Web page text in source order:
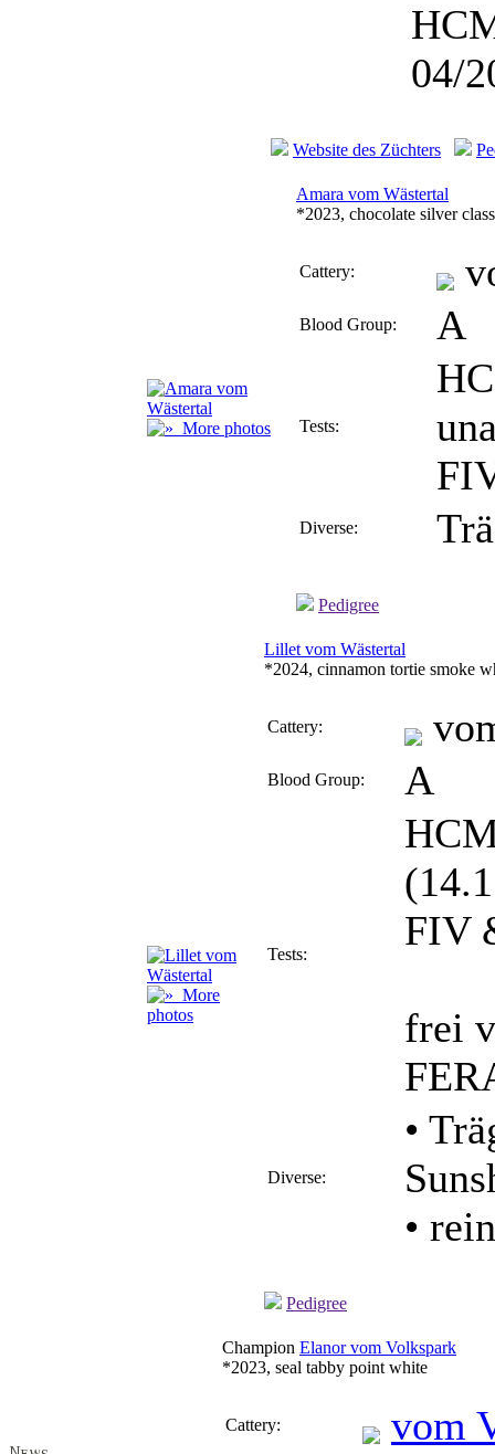
04/
Website des Züchters
More photos
Amara vom Wästertal
*2023, chocolate silver
Cattery:
Blood Group: A
Tests:
Diverse:
Pedigree
More
photos
Lillet vom Wästertal
*2024, cinnamon tortie smoke
Cattery:
Blood Group: A
Tests:
FIV
frei
Diverse:
•
•
Pedigree
Champion Elanor vom Volkspark
*2023, seal tabby point white
Cattery: vom